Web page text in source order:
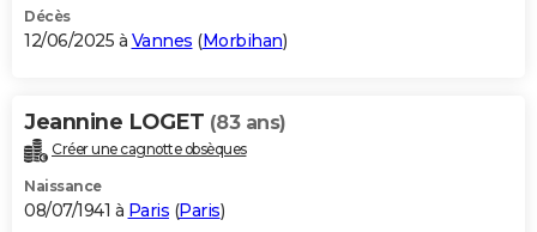
Décès
12/06/2025 à Vannes (Morbihan)
Jeannine LOGET (83 ans)
Créer une cagnotte obsèques
Naissance
08/07/1941 à Paris (Paris)